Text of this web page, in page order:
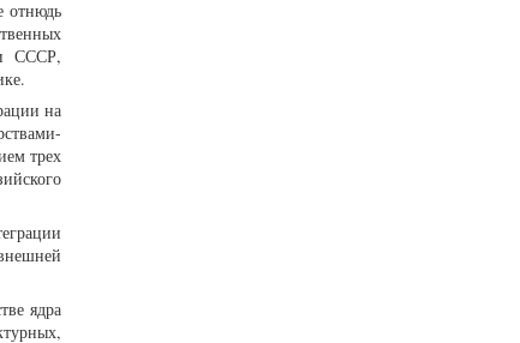
отнюдь
СССР,
на
трех
ядра